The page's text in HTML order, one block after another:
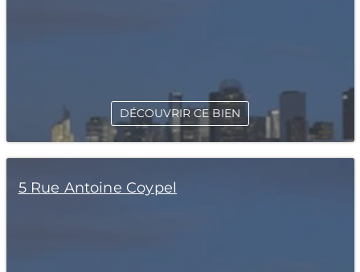
DÉCOUVRIR CE BIEN
5 Rue Antoine Coypel